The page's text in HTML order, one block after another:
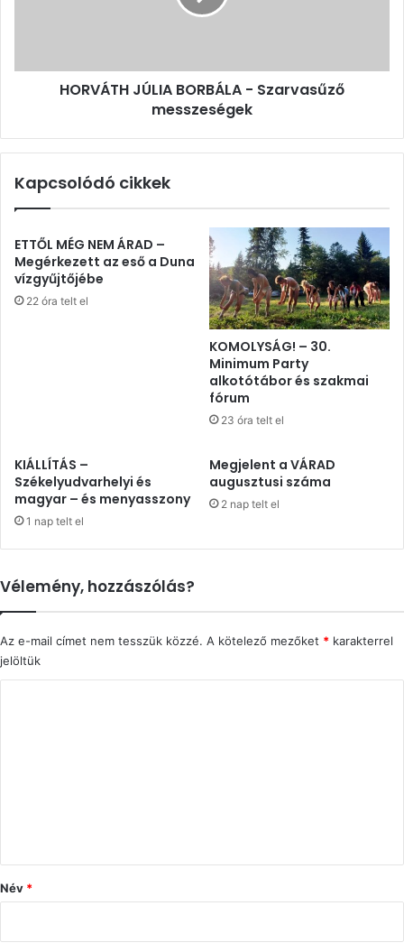
HORVÁTH JÚLIA BORBÁLA - Szarvasűző
messzeségek
Kapcsolódó cikkek
ETTŐL MÉG NEM ÁRAD –
Megérkezett az eső a Duna
vízgyűjtőjébe
22 óra telt el
KOMOLYSÁG! – 30.
Minimum Party
alkotótábor és szakmai
fórum
23 óra telt el
KIÁLLÍTÁS –
Székelyudvarhelyi és
magyar – és menyasszony
1 nap telt el
Megjelent a VÁRAD
augusztusi száma
2 nap telt el
Vélemény, hozzászólás?
Az e-mail címet nem tesszük közzé. A kötelező mezőket * karakterrel
jelöltük
ó
Név *